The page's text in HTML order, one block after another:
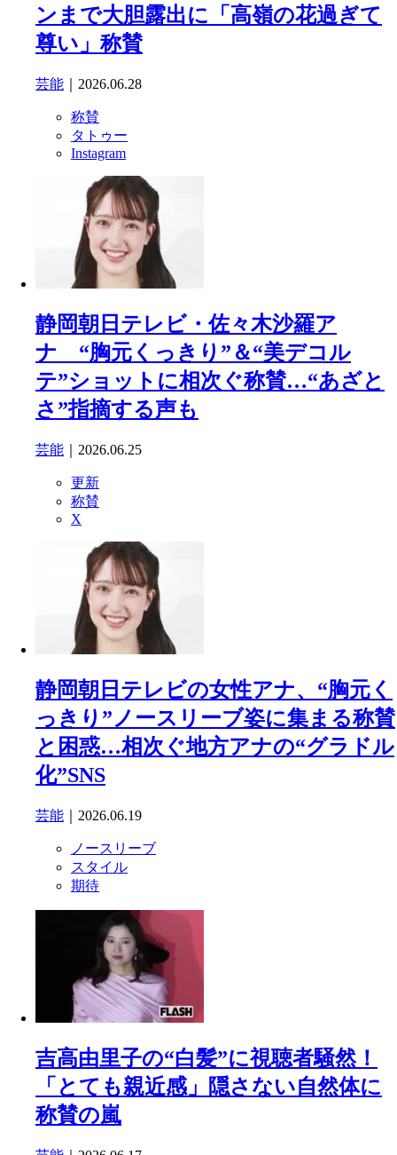
ンまで大胆露出に「高嶺の花過ぎて
尊い」称賛
芸能 ｜2026.06.28
称賛
タトゥー
Instagram
静岡朝日テレビ・佐々木沙羅ア
ナ “胸元くっきり”＆“美デコル
テ”ショットに相次ぐ称賛…“あざと
さ”指摘する声も
芸能 ｜2026.06.25
更新
称賛
X
静岡朝日テレビの女性アナ、“胸元く
っきり”ノースリーブ姿に集まる称賛
と困惑…相次ぐ地方アナの“グラドル
化”SNS
芸能 ｜2026.06.19
ノースリーブ
スタイル
期待
吉高由里子の“白髪”に視聴者騒然！
「とても親近感」隠さない自然体に
称賛の嵐